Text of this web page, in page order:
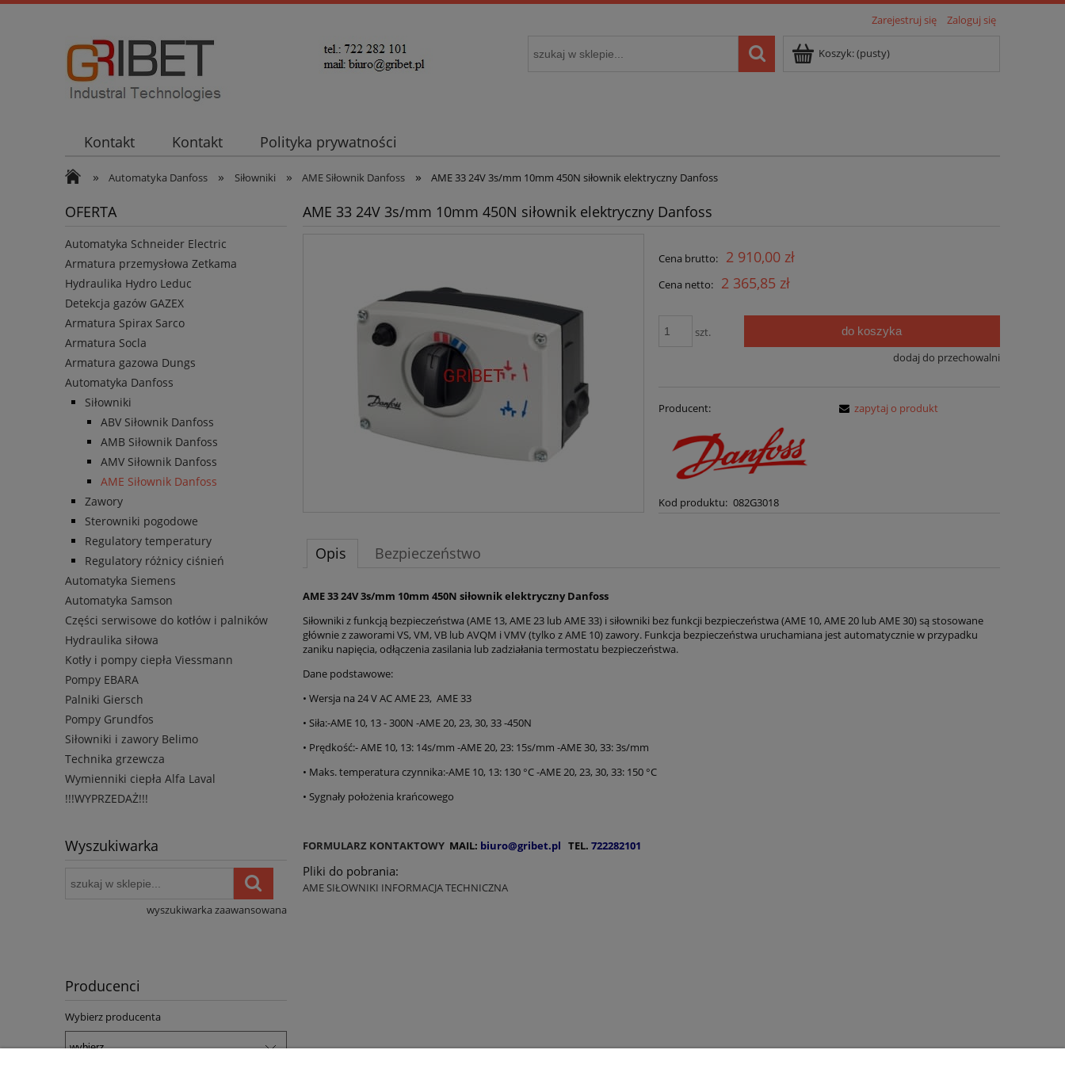
Zarejestruj się Zaloguj się
Koszyk:(pusty)
Kontakt Kontakt Polityka prywatności
» Automatyka Danfoss » Siłowniki » AME Siłownik Danfoss » AME 33 24V 3s/mm 10mm 450N siłownik elektryczny Danfoss
OFERTA
Automatyka Schneider Electric
Armatura przemysłowa Zetkama
Hydraulika Hydro Leduc
Detekcja gazów GAZEX
Armatura Spirax Sarco
Armatura Socla
Armatura gazowa Dungs
Automatyka Danfoss
Siłowniki
ABV Siłownik Danfoss
AMB Siłownik Danfoss
AMV Siłownik Danfoss
AME Siłownik Danfoss
Zawory
Sterowniki pogodowe
Regulatory temperatury
Regulatory różnicy ciśnień
Automatyka Siemens
Automatyka Samson
Części serwisowe do kotłów i palników
Hydraulika siłowa
Kotły i pompy ciepła Viessmann
Pompy EBARA
Palniki Giersch
Pompy Grundfos
Siłowniki i zawory Belimo
Technika grzewcza
Wymienniki ciepła Alfa Laval
!!!WYPRZEDAŻ!!!
Wyszukiwarka
wyszukiwarka zaawansowana
Producenci
Wybierz producenta
AME 33 24V 3s/mm 10mm 450N siłownik elektryczny Danfoss
Cena brutto: 2 910,00 zł
Cena netto: 2 365,85 zł
szt. do koszyka
dodaj do przechowalni
Producent:
Kod produktu: 082G3018
zapytaj o produkt
Opis Bezpieczeństwo
AME 33 24V 3s/mm 10mm 450N siłownik elektryczny Danfoss
Siłowniki z funkcją bezpieczeństwa (AME 13, AME 23 lub AME 33) i siłowniki bez funkcji bezpieczeństwa (AME 10, AME 20 lub AME 30) są stosowane
głównie z zaworami VS, VM, VB lub AVQM i VMV (tylko z AME 10) zawory. Funkcja bezpieczeństwa uruchamiana jest automatycznie w przypadku
zaniku napięcia, odłączenia zasilania lub zadziałania termostatu bezpieczeństwa.
Dane podstawowe:
• Wersja na 24 V AC AME 23, AME 33
• Siła:-AME 10, 13 - 300N -AME 20, 23, 30, 33 -450N
• Prędkość:- AME 10, 13: 14s/mm -AME 20, 23: 15s/mm -AME 30, 33: 3s/mm
• Maks. temperatura czynnika:-AME 10, 13: 130 °C -AME 20, 23, 30, 33: 150 °C
• Sygnały położenia krańcowego
FORMULARZ KONTAKTOWY MAIL: biuro@gribet.pl TEL. 722282101
Pliki do pobrania:
AME SIŁOWNIKI INFORMACJA TECHNICZNA